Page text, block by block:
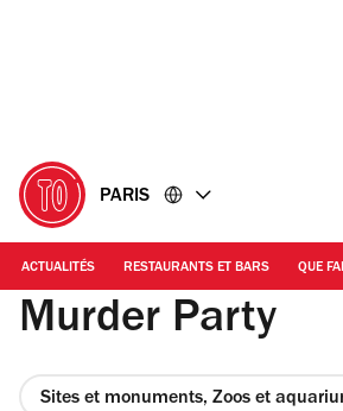
PARIS
ACTUALITÉS RESTAURANTS ET BARS QUE
Murder Party
Sites et monuments, Zoos et